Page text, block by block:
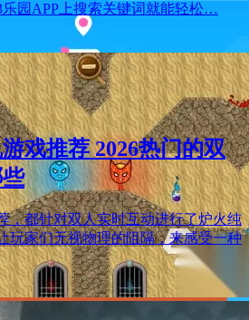
园APP上搜索关键词就能轻松…
戏推荐 2026热门的双
，都针对双人实时互动进行了炉火纯
玩家们无视物理的阻隔，来感受一种